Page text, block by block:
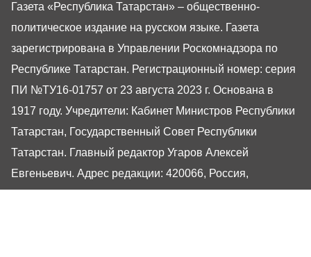
Газета «Республика Татарстан» – общественно-
политическое издание на русском языке. Газета
зарегистрирована в Управлении Роскомнадзора по
Республике Татарстан. Регистрационный номер: серия
ПИ №ТУ16-01757 от 23 августа 2023 г. Основана в
1917 году. Учредители: Кабинет Министров Республики
Татарстан, Государственный Совет Республики
Татарстан. Главный редактор Угаров Алексей
Евгеньевич. Адрес редакции: 420066, Россия,